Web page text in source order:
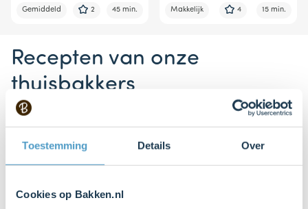
Toestemming Details Over
Cookies op Bakken.nl
Gemiddeld 2 45 min. Makkelijk 4 15 min.
Recepten van onze
thuisbakkers